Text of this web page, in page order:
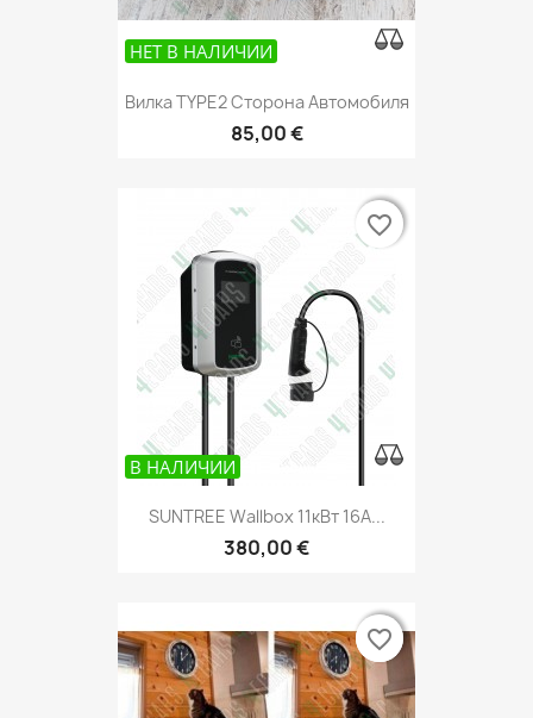
НЕТ В НАЛИЧИИ
Вилка TYPE2 Сторона Автомобиля
85,00 €
В НАЛИЧИИ
SUNTREE Wallbox 11кВт 16А...
380,00 €
favorite_border
favorite_border
favorite_border
favorite_border